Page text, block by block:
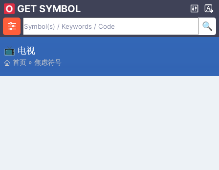
GET SYMBOL
📺 电视
首页 » 焦虑符号